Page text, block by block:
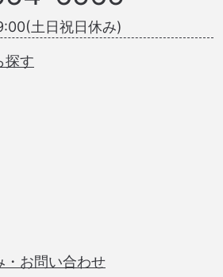
土日祝日休み)
探す
・お問い合わせ